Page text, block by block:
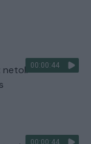
00:00:44
netoli
00:00:44